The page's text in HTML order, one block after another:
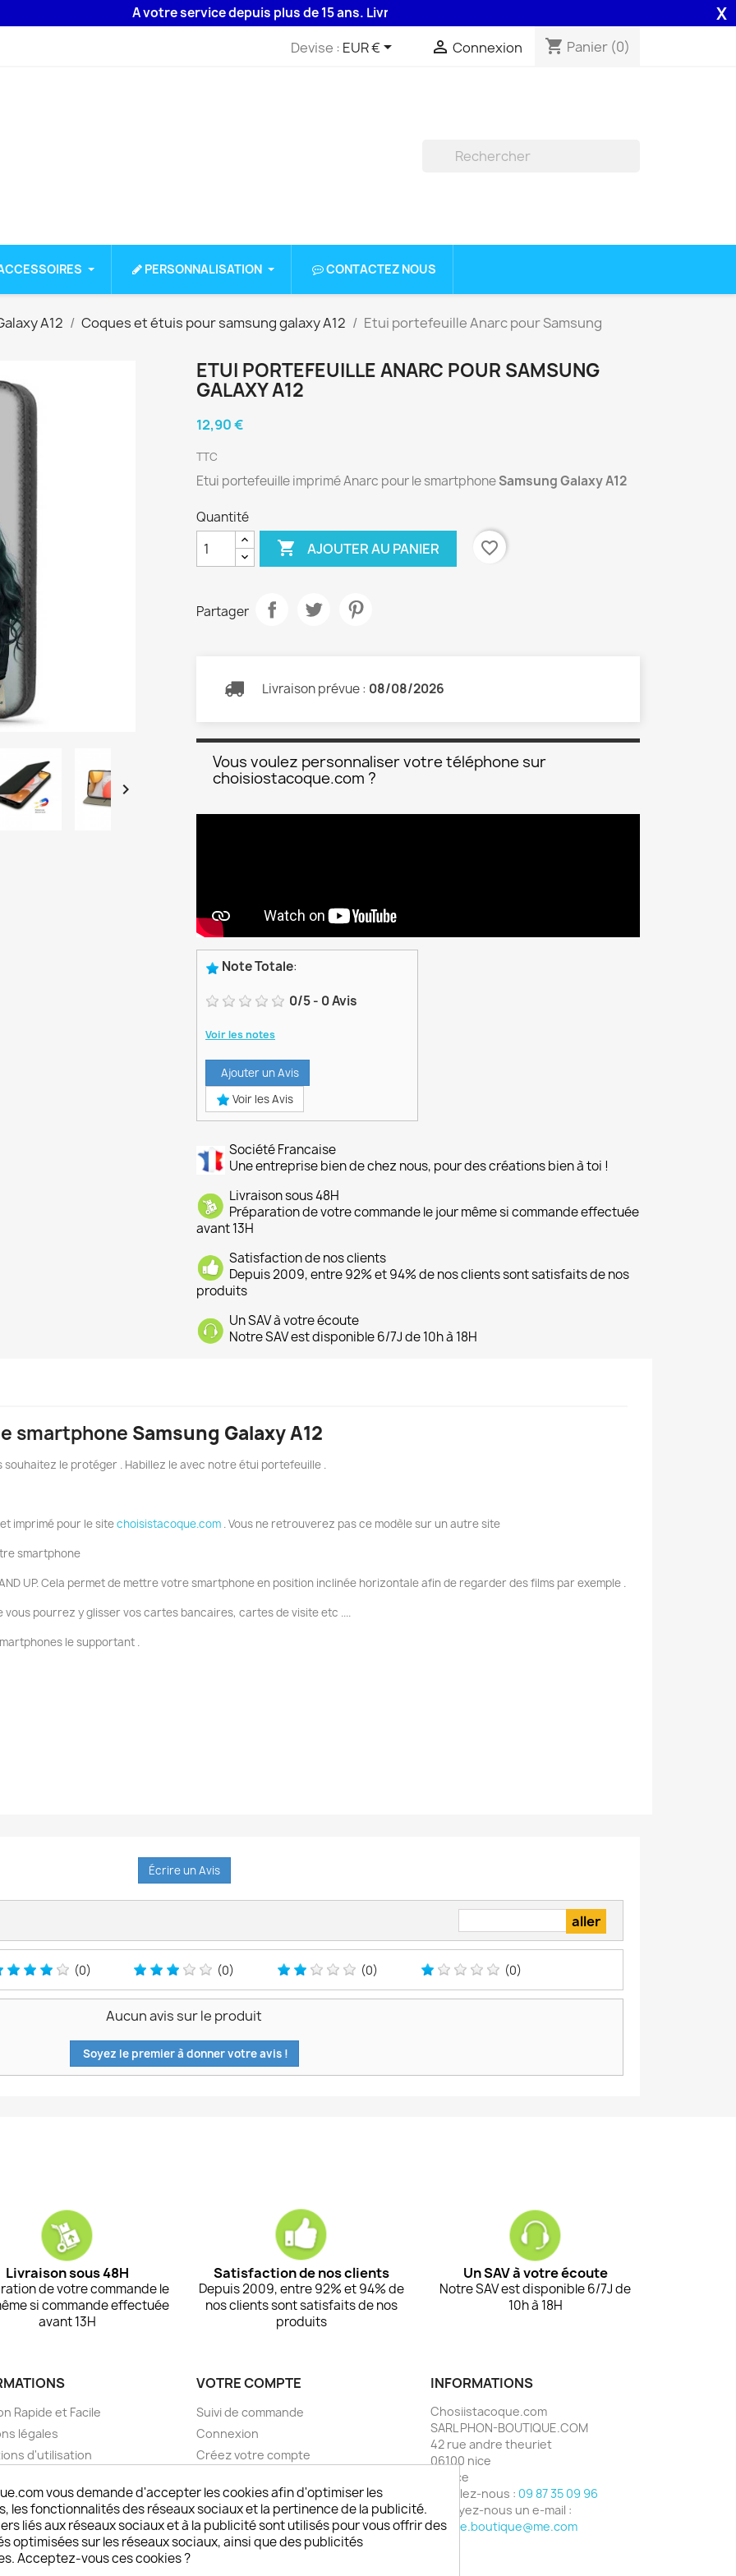
A votre service depuis plus de 15 ans. Livraison 48H assurée par la Poste . X
Devise : EUR €  Connexion shopping_cart Panier (0)
PERSONNALISATION CONTACTEZ NOUS
A12 Coques et étuis pour samsung galaxy A12 Etui portefeuille Anarc pour Samsung

ETUI PORTEFEUILLE ANARC POUR SAMSUNG
GALAXY A12
12,90 €
TTC
Etui portefeuille imprimé Anarc pour le smartphoneSamsung Galaxy A12
Quantité
 AJOUTER AU PANIER favorite_border
Partager
Livraison prévue : 08/08/2026
Vous voulez personnaliser votre téléphone sur
choisiostacoque.com ?
Note Totale:
0/5- 0Avis
Voir les notes
Ajouter un Avis
Voir les Avis
Société Francaise
Une entreprise bien de chez nous, pour des créations bien à toi !
Livraison sous 48H
Préparation de votre commande le jour même si commande effectuée
avant 13H
Satisfaction de nos clients
Depuis 2009, entre 92% et 94% de nos clients sont satisfaits de nos
produits
Un SAV à votre écoute
Notre SAV est disponible 6/7J de 10h à 18H
smartphone Samsung Galaxy A12
souhaitez le protéger . Habillez le avec notre étui portefeuille .
imprimé pour le sitechoisistacoque.com . Vous ne retrouverez pas ce modèle sur un autre site
smartphone
UP. Cela permet de mettre votre smartphone en position inclinée horizontale afin de regarder des films par exemple .
pourrez y glisser vos cartes bancaires, cartes de visite etc ....
le supportant .
Écrire un Avis
(0) (0) (0) (0)
Aucun avis sur le produit
Soyez le premier à donner votre avis !
Livraison sous 48H
de votre commande le
si commande effectuée
avant 13H
Satisfaction de nos clients
Depuis 2009, entre 92% et 94% de
nos clients sont satisfaits de nos
produits
Un SAV à votre écoute
Notre SAV est disponible 6/7J de
10h à 18H
Rapide et Facile
légales
d'utilisation
sécurisé choisistacoque
et remboursements
DOM TOM et outremer
VOTRE COMPTE
Suivi de commande
Connexion
Créez votre compte
INFORMATIONS
Chosiistacoque.com
SARL PHON-BOUTIQUE.COM
42 rue andre theuriet
06100 nice
France
Appelez-nous : 09 87 35 09 96
Envoyez-nous un e-mail :
phone.boutique@me.com
vous demande d'accepter les cookies afin d'optimiser les
les fonctionnalités des réseaux sociaux et la pertinence de la publicité.
liés aux réseaux sociaux et à la publicité sont utilisés pour vous offrir des
optimisées sur les réseaux sociaux, ainsi que des publicités
Acceptez-vous ces cookies ?